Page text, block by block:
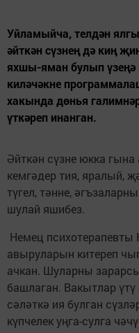
Уйламыйча, телдән
әйткән сүзнең дә киң
яхшы-яман булып үзеңә
киләчәкне
хакында дөнья
үткәреп инанган.
Әйткән сүзне юкка
кемгәдер тия, яралый,
түгел, тәнне,
шулай яшибез.
Немец психотерапевты
авыруларын китереп
ачкан. Шуларны
башлаган. Вакытлар
сәләткә ия булган
күпчелек уңга-сулга